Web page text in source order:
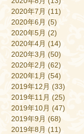
2020年7月 (11)
2020年6月 (5)
2020年5月 (2)
2020年4月 (14)
2020年3月 (50)
2020年2月 (62)
2020年1月 (54)
2019年12月 (33)
2019年11月 (25)
2019年10月 (47)
2019年9月 (68)
2019年8月 (11)